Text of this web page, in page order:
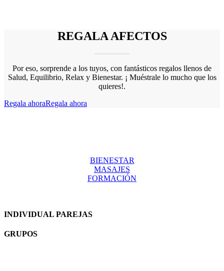
REGALA AFECTOS
Por eso, sorprende a los tuyos, con fantásticos regalos llenos de
Salud, Equilibrio, Relax y Bienestar. ¡ Muéstrale lo mucho que los
quieres!.
Regala ahoraRegala ahora
BIENESTAR
MASAJES
FORMACIÓN
INDIVIDUAL PAREJAS
GRUPOS